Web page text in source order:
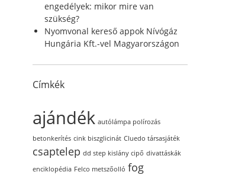
engedélyek: mikor mire van
szükség?
Nyomvonal kereső appok Nívógáz
Hungária Kft.-vel Magyarországon
Címkék
ajándék autólámpa polírozás
betonkerítés cink biszglicinát Cluedo társasjáték
csaptelep dd step kislány cipő divattáskák
enciklopédia Felco metszőolló fog